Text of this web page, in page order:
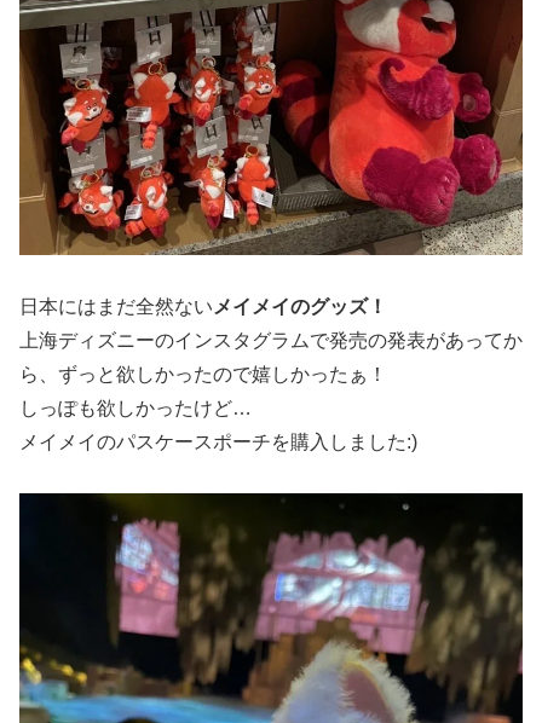
日本にはまだ全然ない メイメイのグッズ！
上海ディズニーのインスタグラムで発売の発表があってか
ら、ずっと欲しかったので嬉しかったぁ！
しっぽも欲しかったけど…
メイメイのパスケースポーチを購入しました:)